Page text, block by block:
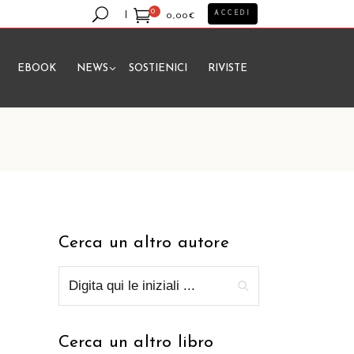
0
0,00€
prodotto nel carrello.
ACCEDI
EBOOK NEWS SOSTIENICI RIVISTE
Cerca un altro autore
Cerca un altro libro